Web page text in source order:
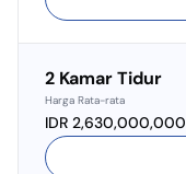
2 Kamar Tidur
Harga Rata-rata
IDR 2,630,000,000